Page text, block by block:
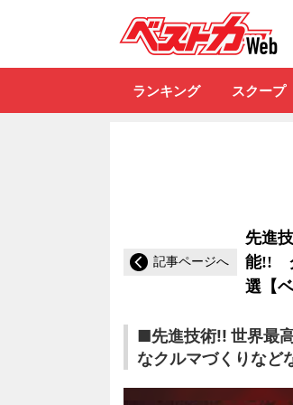
ランキング スクープ
記事ページへ
先進
能!!
選【
■先進技術!! 世界最
なクルマづくりなど